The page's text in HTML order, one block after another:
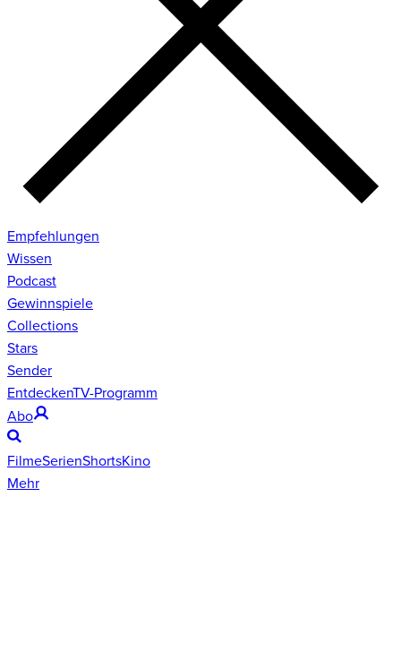
Empfehlungen
Wissen
Podcast
Gewinnspiele
Collections
Stars
Sender
EntdeckenTV-Programm
Abo
FilmeSerienShortsKino
Mehr